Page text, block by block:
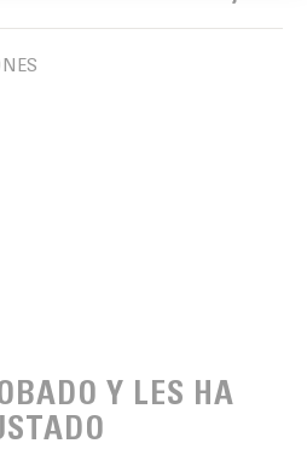
Y LES HA